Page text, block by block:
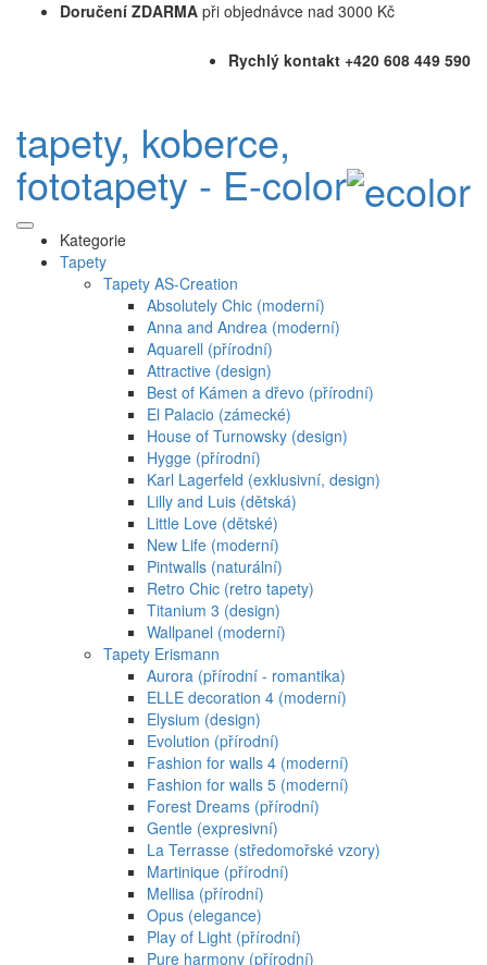
Doručení ZDARMA při objednávce nad 3000 Kč
Rychlý kontakt +420 608 449 590
tapety, koberce,
fototapety - E-color
Kategorie
Tapety
Tapety AS-Creation
Absolutely Chic (moderní)
Anna and Andrea (moderní)
Aquarell (přírodní)
Attractive (design)
Best of Kámen a dřevo (přírodní)
El Palacio (zámecké)
House of Turnowsky (design)
Hygge (přírodní)
Karl Lagerfeld (exklusivní, design)
Lilly and Luis (dětská)
Little Love (dětské)
New Life (moderní)
Pintwalls (naturální)
Retro Chic (retro tapety)
Titanium 3 (design)
Wallpanel (moderní)
Tapety Erismann
Aurora (přírodní - romantika)
ELLE decoration 4 (moderní)
Elysium (design)
Evolution (přírodní)
Fashion for walls 4 (moderní)
Fashion for walls 5 (moderní)
Forest Dreams (přírodní)
Gentle (expresivní)
La Terrasse (středomořské vzory)
Martinique (přírodní)
Mellisa (přírodní)
Opus (elegance)
Play of Light (přírodní)
Pure harmony (přírodní)